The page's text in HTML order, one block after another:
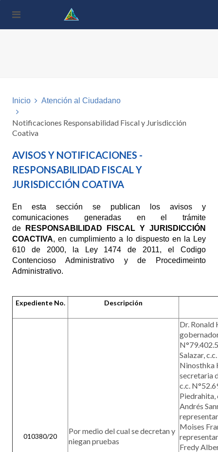
este
Inicio Atención al Ciudadano
Notificaciones Responsabilidad Fiscal y Jurisdicción
Coativa
AVISOS Y NOTIFICACIONES -
RESPONSABILIDAD FISCAL Y
JURISDICCIÓN COATIVA
En esta sección se publican los avisos y
comunicaciones generadas en el trámite
de
RESPONSABILIDAD FISCAL Y JURISDICCIÓN
COACTIVA, en cumplimiento a lo dispuesto en la Ley
610 de 2000, la Ley 1474 de 2011, el Codigo
Contencioso Administrativo y de Procedimeinto
Administrativo.
Expediente No. Descripción
010380/20
Por medio del cual se decretan y
niegan pruebas
Dr. Ronald
Salazar,
Ninosthka
secretaria
c.c.
Piedrahita,
Andrés
Moises
Fredy